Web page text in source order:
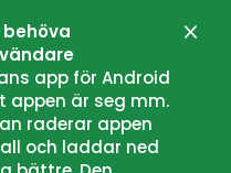
app för Android
är seg mm.
raderar appen
och laddar ned